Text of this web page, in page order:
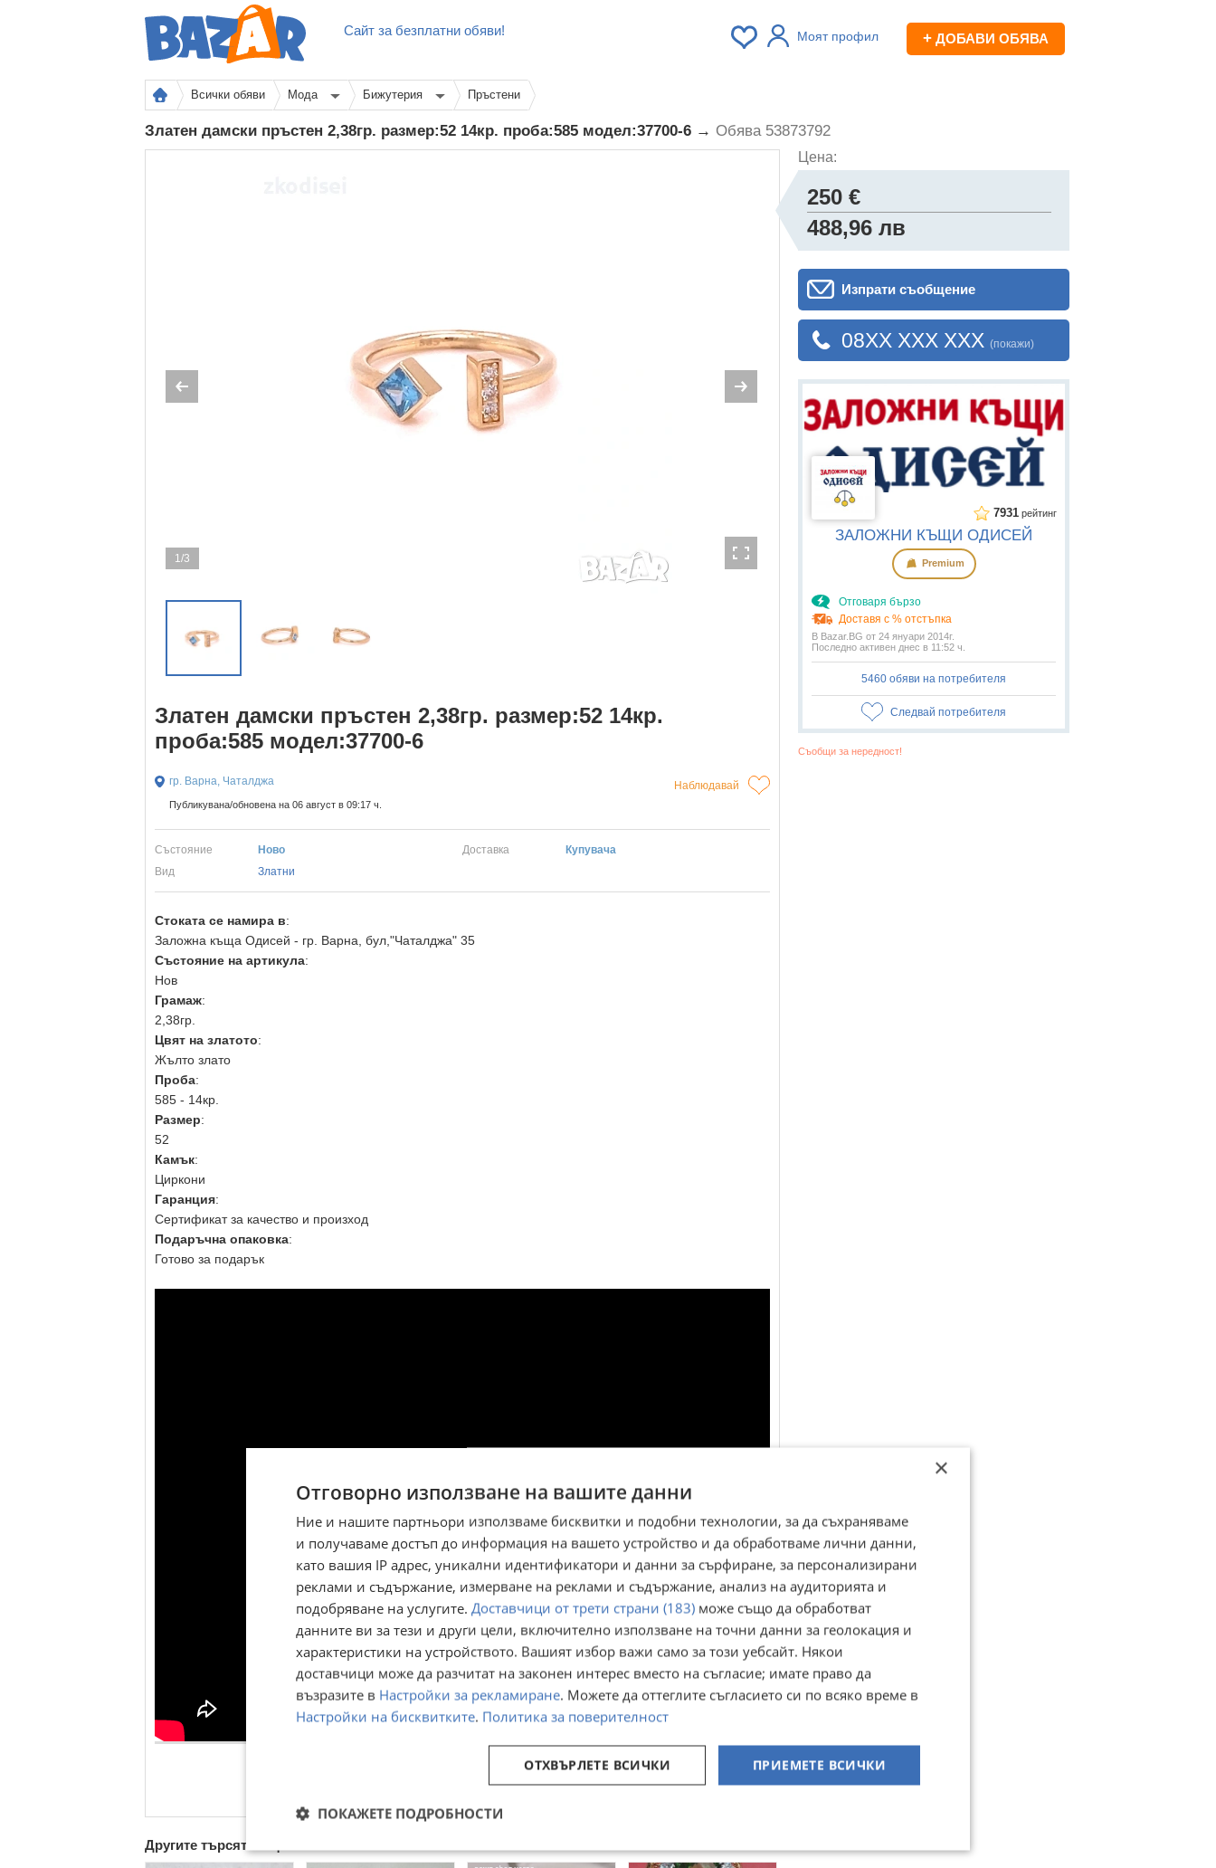
Сайт за безплатни обяви! Моят профил + ДОБАВИ ОБЯВА
Всички обяви Мода Бижутерия Пръстени
Златен дамски пръстен 2,38гр. размер:52 14кр. проба:585 модел:37700-6 → Обява 53873792
1/3
Златен дамски пръстен 2,38гр. размер:52 14кр.
проба:585 модел:37700-6
гр. Варна, Чаталджа Наблюдавай
Публикувана/обновена на 06 август в 09:17 ч.
Състояние Ново Доставка
Купувача
Вид
Златни
Стоката се намира в:
Заложна къща Одисей - гр. Варна, бул,"Чаталджа" 35
Състояние на артикула:
Нов
Грамаж:
2,38гр.
Цвят на златото:
Жълто злато
Проба:
585 - 14кр.
Размер:
52
Камък:
Циркони
Гаранция:
Сертификат за качество и произход
Подаръчна опаковка:
Готово за подарък
Преглеждания:73
Другите търсят също
Цена:
250 €
488,96 лв
Изпрати съобщение
08XX XXX XXX (покажи)
7931 рейтинг
ЗАЛОЖНИ КЪЩИ ОДИСЕЙ
Premium
Отговаря бързо
Доставя с % отстъпка
В Bazar.BG от 24 януари 2014г.
Последно активен днес в 11:52 ч.
5460 обяви на потребителя
Следвай потребителя
Съобщи за нередност!
×
Отговорно използване на вашите данни
Ние и нашите партньори използваме бисквитки и подобни технологии, за да съхраняваме
и получаваме достъп до информация на вашето устройство и да обработваме лични данни,
като вашия IP адрес, уникални идентификатори и данни за сърфиране, за персонализирани
реклами и съдържание, измерване на реклами и съдържание, анализ на аудиторията и
подобряване на услугите. Доставчици от трети страни (183) може също да обработват
данните ви за тези и други цели, включително използване на точни данни за геолокация и
характеристики на устройството. Вашият избор важи само за този уебсайт. Някои
доставчици може да разчитат на законен интерес вместо на съгласие; имате право да
възразите в Настройки за рекламиране. Можете да оттеглите съгласието си по всяко време в
Настройки на бисквитките. Политика за поверителност
ПРИЕМЕТЕ ВСИЧКИ
ОТХВЪРЛЕТЕ ВСИЧКИ
ПОКАЖЕТЕ ПОДРОБНОСТИ